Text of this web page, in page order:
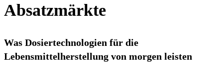
Absatzmärkte
Was Dosiertechnologien für die
Lebensmittelherstellung von morgen leisten